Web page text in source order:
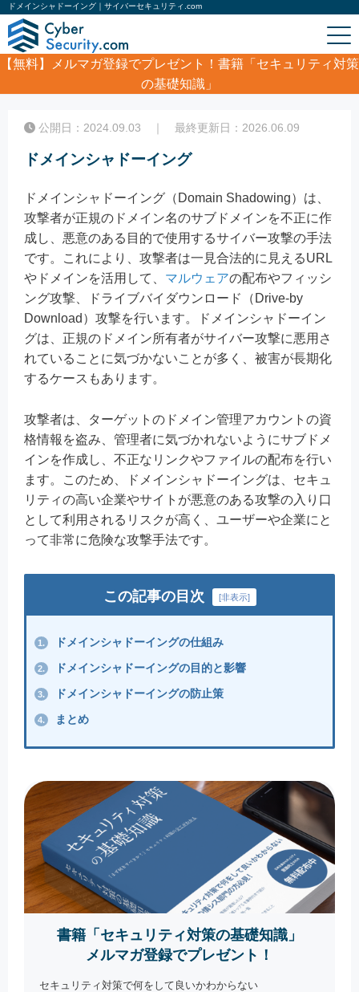
ドメインシャドーイング｜サイバーセキュリティ.com
【無料】
メルマガ登録でプレゼント！書籍「セキュリティ対策
の基礎知識」
ドメインシャドーイング
公開日：2024.09.03 ｜ 最終更新日：2026.06.09
ドメインシャドーイング
ドメインシャドーイング（Domain Shadowing）は、
攻撃者が正規のドメイン名のサブドメインを不正に作
成し、悪意のある目的で使用するサイバー攻撃の手法
です。これにより、攻撃者は一見合法的に見えるURL
やドメインを活用して、 マルウェアの配布やフィッシ
ング攻撃、ドライブバイダウンロード（Drive-by
Download）攻撃を行います。ドメインシャドーイン
グは、正規のドメイン所有者がサイバー攻撃に悪用さ
れていることに気づかないことが多く、被害が長期化
するケースもあります。
攻撃者は、ターゲットのドメイン管理アカウントの資
格情報を盗み、管理者に気づかれないようにサブドメ
インを作成し、不正なリンクやファイルの配布を行い
ます。このため、ドメインシャドーイングは、セキュ
リティの高い企業やサイトが悪意のある攻撃の入り口
として利用されるリスクが高く、ユーザーや企業にと
って非常に危険な攻撃手法です。
この記事の目次 [非表示]
1. ドメインシャドーイングの仕組み
2. ドメインシャドーイングの目的と影響
3. ドメインシャドーイングの防止策
4. まとめ
書籍「セキュリティ対策の基礎知識」
メルマガ登録でプレゼント！
セキュリティ対策で何をして良いかわからない